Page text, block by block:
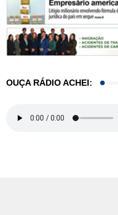
OUÇA RÁDIO ACHEI: